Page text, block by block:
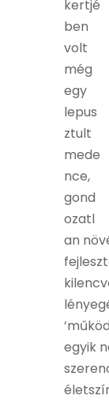
kertjé
ben
volt
még
egy
lepus
ztult
mede
nce,
gond
ozatl
an
egyik